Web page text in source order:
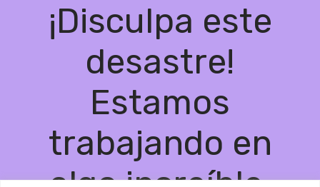
¡Disculpa este
desastre!
Estamos
trabajando en